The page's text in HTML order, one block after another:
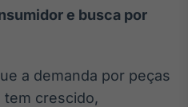
e busca por
a demanda por peças
tem crescido,